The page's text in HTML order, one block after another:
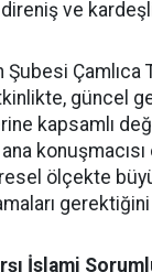
ve
Çamlıca
güncel
kapsamlı
konuşmacısı
ölçekte
gerektiğini
İslami